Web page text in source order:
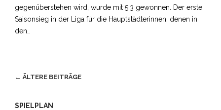
gegenüberstehen wird, wurde mit 5:3 gewonnen. Der erste
Saisonsieg in der Liga für die Hauptstädterinnen, denen in
den…
BEITRAGSNAVIGATION
← ÄLTERE BEITRÄGE
SPIELPLAN